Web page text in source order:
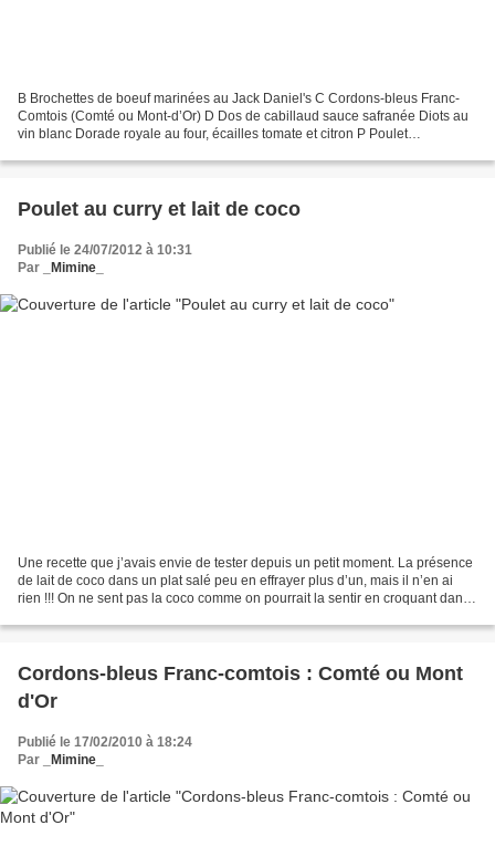
B Brochettes de boeuf marinées au Jack Daniel's C Cordons-bleus Franc-
Comtois (Comté ou Mont-d’Or) D Dos de cabillaud sauce safranée Diots au
vin blanc Dorade royale au four, écailles tomate et citron P Poulet
Poulet au curry et lait de coco
Publié le 24/07/2012 à 10:31
Par
_Mimine_
Une recette que j’avais envie de tester depuis un petit moment. La présence
de lait de coco dans un plat salé peu en effrayer plus d’un, mais il n’en ai
rien !!! On ne sent pas la coco comme on pourrait la sentir en croquant dans
Cordons-bleus Franc-comtois : Comté ou Mont
d'Or
Publié le 17/02/2010 à 18:24
Par
_Mimine_